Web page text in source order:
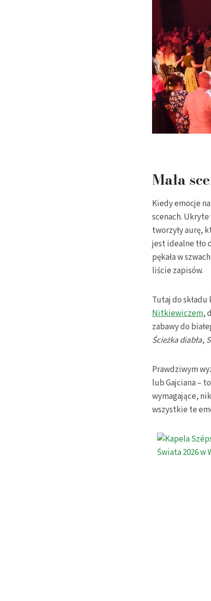
Mała
Kiedy emocje
scenach.
tworzyły aurę,
jest idealne tło
pękała w
liście zapisów.
Tutaj do składu
Nitkiewiczem,
zabawy do
Ścieżka diabła,
Prawdziwym
lub Gajciana –
wymagające,
wszystkie te